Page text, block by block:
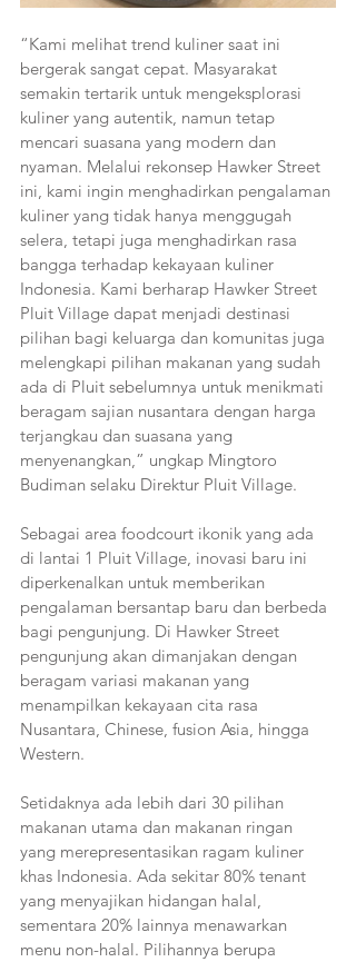
“Kami melihat trend kuliner saat ini
bergerak sangat cepat. Masyarakat
semakin tertarik untuk mengeksplorasi
kuliner yang autentik, namun tetap
mencari suasana yang modern dan
nyaman. Melalui rekonsep Hawker Street
ini, kami ingin menghadirkan pengalaman
kuliner yang tidak hanya menggugah
selera, tetapi juga menghadirkan rasa
bangga terhadap kekayaan kuliner
Indonesia. Kami berharap Hawker Street
Pluit Village dapat menjadi destinasi
pilihan bagi keluarga dan komunitas juga
melengkapi pilihan makanan yang sudah
ada di Pluit sebelumnya untuk menikmati
beragam sajian nusantara dengan harga
terjangkau dan suasana yang
menyenangkan,” ungkap Mingtoro
Budiman selaku Direktur Pluit Village.
Sebagai area foodcourt ikonik yang ada
di lantai 1 Pluit Village, inovasi baru ini
diperkenalkan untuk memberikan
pengalaman bersantap baru dan berbeda
bagi pengunjung. Di Hawker Street
pengunjung akan dimanjakan dengan
beragam variasi makanan yang
menampilkan kekayaan cita rasa
Nusantara, Chinese, fusion Asia, hingga
Western.
Setidaknya ada lebih dari 30 pilihan
makanan utama dan makanan ringan
yang merepresentasikan ragam kuliner
khas Indonesia. Ada sekitar 80% tenant
yang menyajikan hidangan halal,
sementara 20% lainnya menawarkan
menu non-halal. Pilihannya berupa